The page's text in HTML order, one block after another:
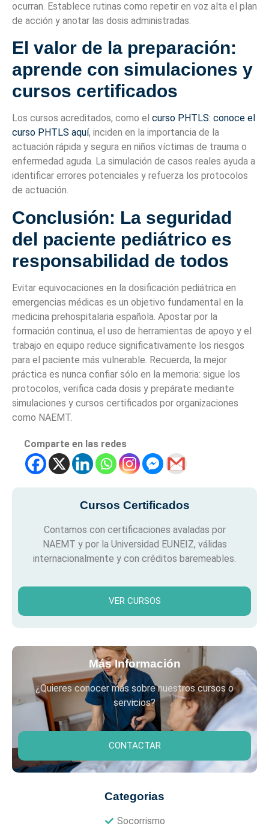
ocurran. Establece rutinas como repetir en voz alta el plan
de acción y anotar las dosis administradas.
El valor de la preparación:
aprende con simulaciones y
cursos certificados
Los cursos acreditados, como el curso PHTLS: conoce el
curso PHTLS aquí, inciden en la importancia de la
actuación rápida y segura en niños víctimas de trauma o
enfermedad aguda. La simulación de casos reales ayuda a
identificar errores potenciales y refuerza los protocolos
de actuación.
Conclusión: La seguridad
del paciente pediátrico es
responsabilidad de todos
Evitar equivocaciones en la dosificación pediátrica en
emergencias médicas es un objetivo fundamental en la
medicina prehospitalaria española. Apostar por la
formación continua, el uso de herramientas de apoyo y el
trabajo en equipo reduce significativamente los riesgos
para el paciente más vulnerable. Recuerda, la mejor
práctica es nunca confiar sólo en la memoria: sigue los
protocolos, verifica cada dosis y prepárate mediante
simulaciones y cursos certificados por organizaciones
como NAEMT.
Comparte en las redes
Cursos Certificados
Contamos con certificaciones avaladas por
NAEMT y por la Universidad EUNEIZ, válidas
internacionalmente y con créditos baremeables.
VER CURSOS
Más Información
¿Quieres conocer más sobre nuestros cursos o
servicios?
CONTACTAR
Categorias
Socorrismo